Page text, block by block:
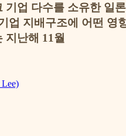
기업 다수를 소유한 일
업 지배구조에 어떤 영
지난해 11월